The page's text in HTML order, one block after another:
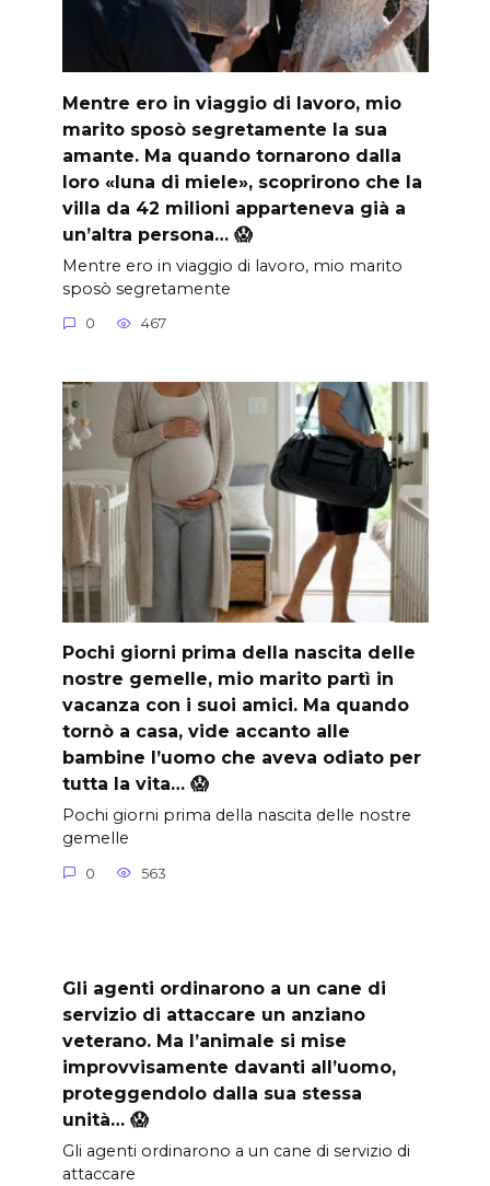
Mentre ero in viaggio di lavoro, mio
marito sposò segretamente la sua
amante. Ma quando tornarono dalla
loro «luna di miele», scoprirono che la
villa da 42 milioni apparteneva già a
un’altra persona… 😱
Mentre ero in viaggio di lavoro, mio marito
sposò segretamente
0 467
Pochi giorni prima della nascita delle
nostre gemelle, mio marito partì in
vacanza con i suoi amici. Ma quando
tornò a casa, vide accanto alle
bambine l’uomo che aveva odiato per
tutta la vita… 😱
Pochi giorni prima della nascita delle nostre
gemelle
0 563
Gli agenti ordinarono a un cane di
servizio di attaccare un anziano
veterano. Ma l’animale si mise
improvvisamente davanti all’uomo,
proteggendolo dalla sua stessa
unità… 😱
Gli agenti ordinarono a un cane di servizio di
attaccare